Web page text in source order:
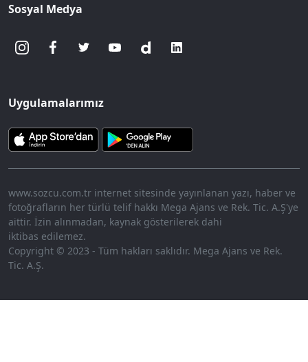
Sosyal Medya
Uygulamalarımız
www.sozcu.com.tr internet sitesinde yayınlanan yazı, haber ve
fotoğrafların her türlü telif hakkı Mega Ajans ve Rek. Tic. A.Ş'ye
aittir. İzin alınmadan, kaynak gösterilerek dahi
iktibas edilemez.
Copyright © 2023 - Tüm hakları saklıdır. Mega Ajans ve Rek.
Tic. A.Ş.